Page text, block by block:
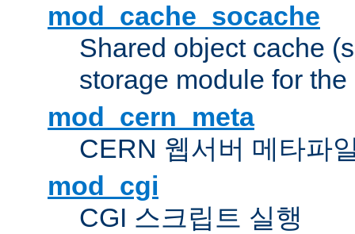
mod_cache_socache
Shared object cache
storage module for
mod_cern_meta
CERN 웹서버 메타파
mod_cgi
CGI 스크립트 실행